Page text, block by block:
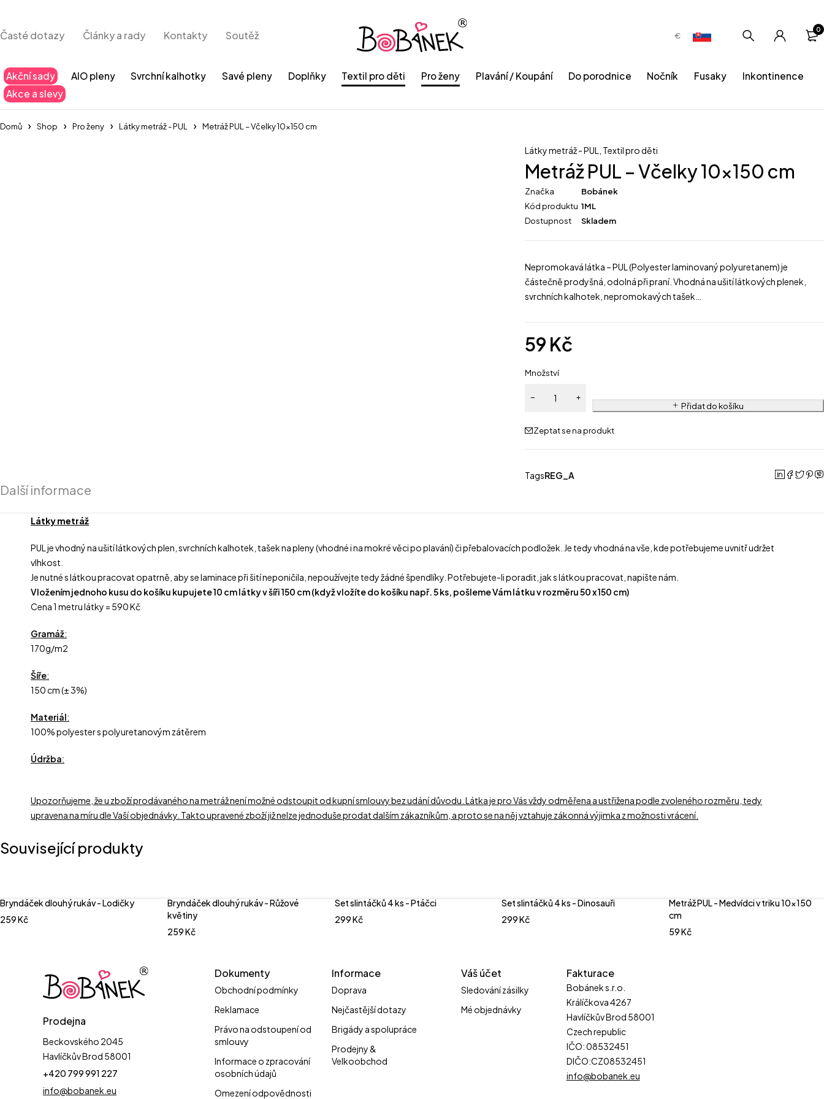
Časté dotazy Články a rady Kontakty Soutěž €
0
Akční sady AIO pleny Svrchní kalhotky Savé pleny Doplňky Textil pro děti Pro ženy Plavání / Koupání Do porodnice Nočník Fusaky
Inkontinence
Akce a slevy
Domů Shop Pro ženy Látky metráž - PUL Metráž PUL – Včelky 10×150 cm
Látky metráž - PUL Textil pro děti
Metráž PUL – Včelky 10×150 cm
Značka
Bobánek
Kód produktu 1ML
Dostupnost
Skladem
Nepromokavá látka – PUL (Polyester laminovaný polyuretanem) je
částečně prodyšná, odolná při praní. Vhodná na ušití látkových plenek,
svrchních kalhotek, nepromokavých tašek…
59 Kč
Množství
Přidat do košíku
Zeptat se na produkt
TagsREG_A
Další informace
Látky metráž
PUL je vhodný na ušití látkových plen, svrchních kalhotek, tašek na pleny (vhodné i na mokré věci po plavání) či přebalovacích podložek. Je tedy vhodná na vše, kde potřebujeme uvnitř udržet
vlhkost.
Je nutné s látkou pracovat opatrně, aby se laminace při šití neponičila, nepoužívejte tedy žádné špendlíky. Potřebujete-li poradit, jak s látkou pracovat, napište nám.
Vložením jednoho kusu do košíku kupujete 10 cm látky v šíři 150 cm (když vložíte do košíku např. 5 ks, pošleme Vám látku v rozměru 50 x 150 cm)
Cena 1 metru látky = 590 Kč
Gramáž:
170g/m2
Šíře:
150 cm (± 3%)
Materiál:
100% polyester s polyuretanovým zátěrem
Údržba:
Upozorňujeme, že u zboží prodávaného na metráž není možné odstoupit od kupní smlouvy bez udání důvodu. Látka je pro Vás vždy odměřena a ustřižena podle zvoleného rozměru, tedy
upravena na míru dle Vaší objednávky. Takto upravené zboží již nelze jednoduše prodat dalším zákazníkům, a proto se na něj vztahuje zákonná výjimka z možnosti vrácení.
Související produkty
Bryndáček dlouhý rukáv - Lodičky
259Kč
Bryndáček dlouhý rukáv - Růžové
květiny
259Kč
Set slintáčků 4 ks - Ptáčci
299Kč
Set slintáčků 4 ks - Dinosauři
299Kč
Metráž PUL - Medvídci v triku 10x150
cm
59Kč
Prodejna
Beckovského 2045
Havlíčkův Brod 58001
+420 799 991 227
info@bobanek.eu
Dokumenty
Obchodní podmínky
Reklamace
Právo na odstoupení od
smlouvy
Informace o zpracování
osobních údajů
Omezení odpovědnosti
Informace
Doprava
Nejčastější dotazy
Brigády a spolupráce
Prodejny &
Velkoobchod
Váš účet
Sledování zásilky
Mé objednávky
Fakturace
Bobánek s.r.o.
Králíčkova 4267
Havlíčkův Brod 58001
Czech republic
IČO: 08532451
DIČO:CZ08532451
info@bobanek.eu